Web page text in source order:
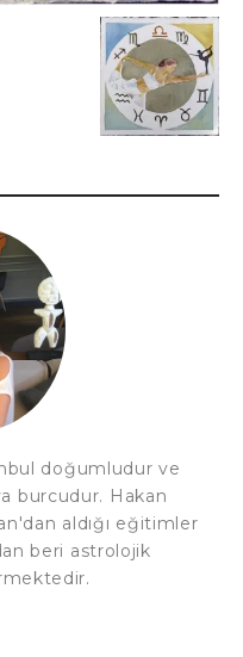
doğumludur ve
burcudur. Hakan
aldığı eğitimler
beri astrolojik